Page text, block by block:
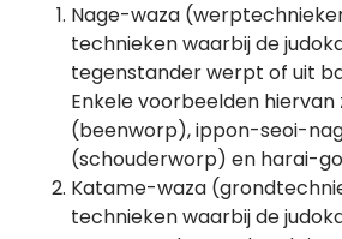
Nage-waza
technieken waarbij de
tegenstander werpt of uit
Enkele voorbeelden
(beenworp), ippon-seoi-
(schouderworp) en harai-
Katame-waza
technieken waarbij de